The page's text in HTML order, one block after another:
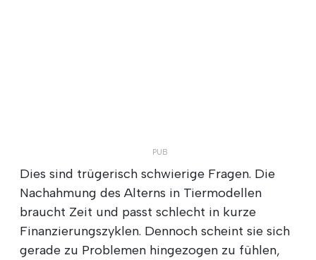
Dies sind trügerisch schwierige Fragen. Die
Nachahmung des Alterns in Tiermodellen
braucht Zeit und passt schlecht in kurze
Finanzierungszyklen. Dennoch scheint sie sich
gerade zu Problemen hingezogen zu fühlen,